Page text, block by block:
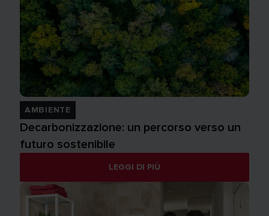
AMBIENTE
Decarbonizzazione: un percorso verso un
futuro sostenibile
LEGGI DI PIÙ